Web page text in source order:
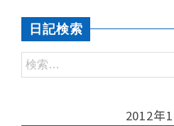
日記検索
2012年